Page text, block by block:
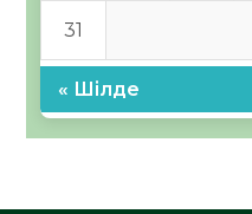
31
« Шілде